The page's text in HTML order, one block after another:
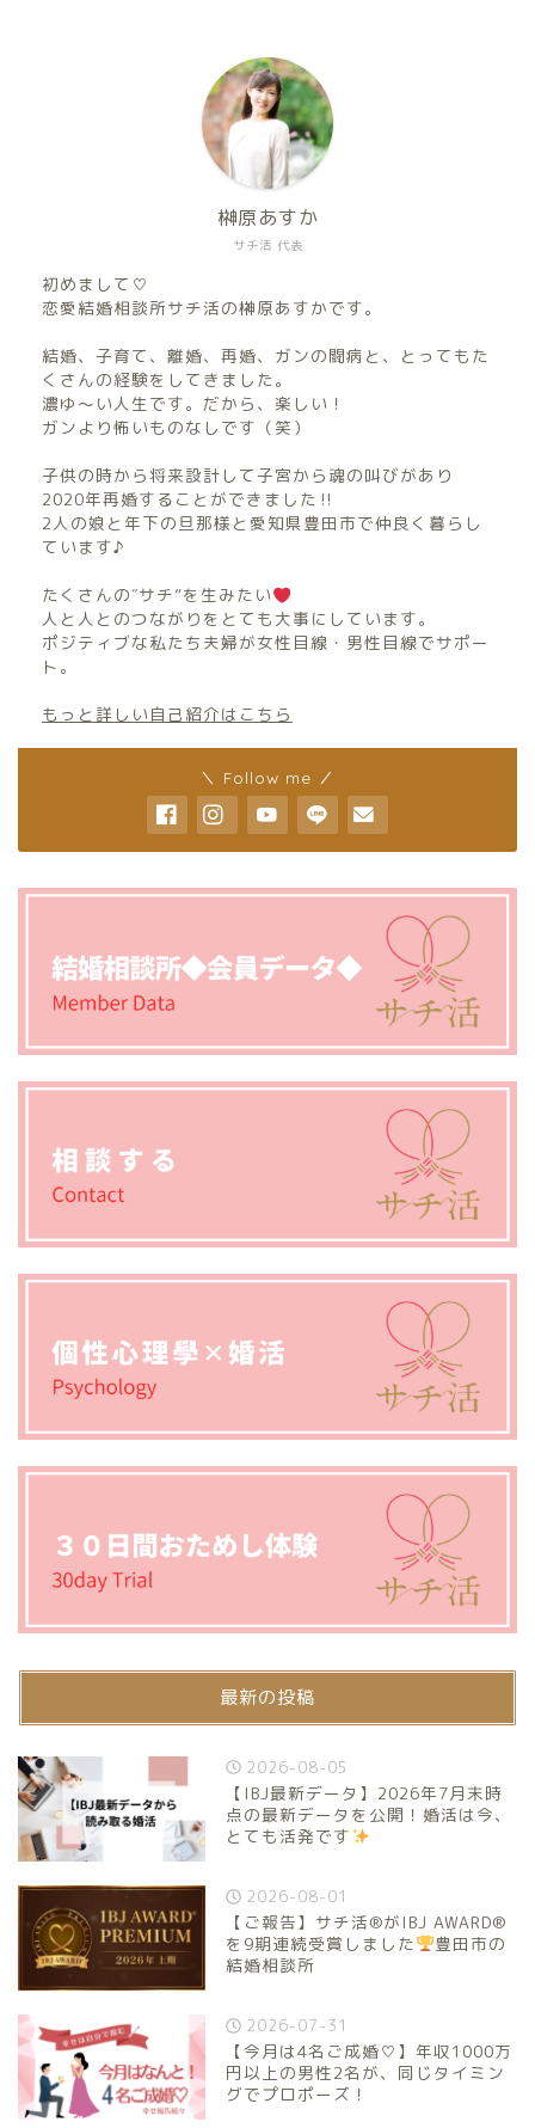
サチ活 代表
榊原あすか
初めまして♡
恋愛結婚相談所サチ活の榊原あすかです。
結婚、子育て、離婚、再婚、ガンの闘病と、とってもた
くさんの経験をしてきました。
濃ゆ〜い人生です。だから、楽しい！
ガンより怖いものなしです（笑）
子供の時から将来設計して子宮から魂の叫びがあり
2020年再婚することができました‼︎
2人の娘と年下の旦那様と愛知県豊田市で仲良く暮らし
ています♪
たくさんの″サチ”を生みたい
人と人とのつながりをとても大事にしています。
ポジティブな私たち夫婦が女性目線・男性目線でサポー
ト。
もっと詳しい自己紹介はこちら
＼ Follow me ／
最新の投稿
2026-08-05
【IBJ最新データ】2026年7月末時
点の最新データを公開！婚活は今、
とても活発です
2026-08-01
【ご報告】サチ活®がIBJ AWARD®
を9期連続受賞しました
豊田市の
結婚相談所
2026-07-31
【今月は4名ご成婚♡】年収1000万
円以上の男性2名が、同じタイミン
グでプロポーズ！